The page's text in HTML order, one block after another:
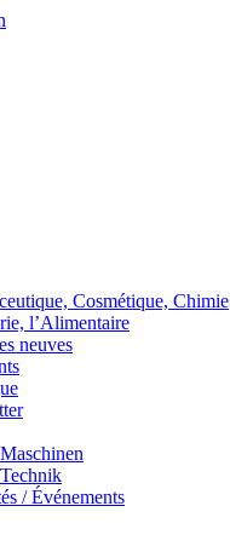
Cosmétique, Chimie
l’Alimentaire
neuves
/ Événements